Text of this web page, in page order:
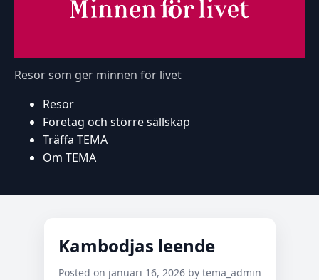
Resor som ger minnen för livet
Resor
Företag och större sällskap
Träffa TEMA
Om TEMA
Kambodjas leende
Posted on januari 16, 2026 by tema_admin